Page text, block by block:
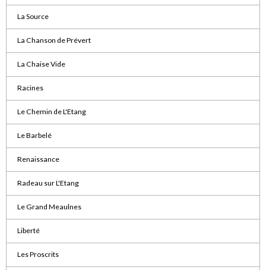
La Source
La Chanson de Prévert
La Chaise Vide
Racines
Le Chemin de L'Etang
Le Barbelé
Renaissance
Radeau sur L'Etang
Le Grand Meaulnes
Liberté
Les Proscrits